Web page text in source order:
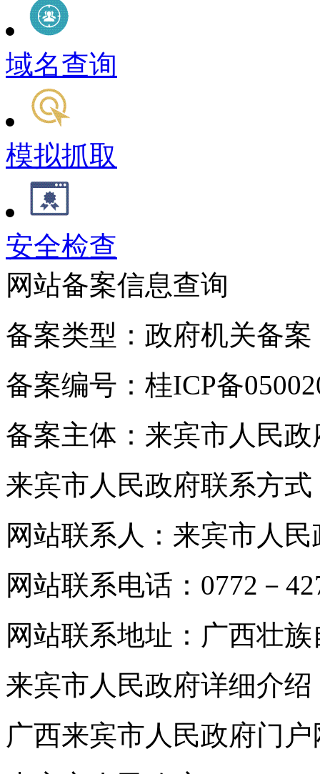
域名查询
模拟抓取
安全检查
网站备案信息查询
备案类型：政府机关备案
备案编号：桂ICP备
备案主体：来宾市人民
来宾市人民政府联系方式
网站联系人：来宾市人
网站联系电话：0772－
网站联系地址：广西壮
来宾市人民政府详细介绍
广西来宾市人民政府门